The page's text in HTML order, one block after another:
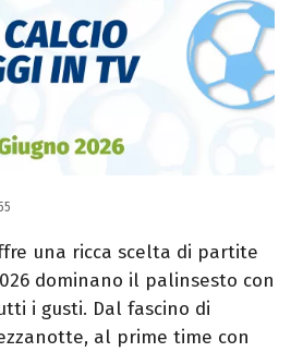
una ricca scelta di partite
dominano il palinsesto con
i gusti. Dal fascino di
al prime time con